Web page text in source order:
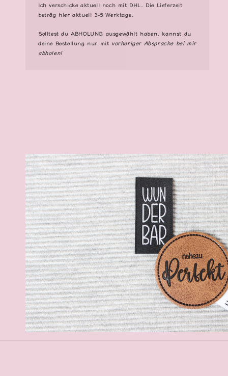
Ich verschicke aktuell noch mit DHL. Die Lieferzeit
beträg hier aktuell 3-5 Werktage.
Solltest duABHOLUNG ausgewählt haben, kannst du
deine Bestellung nur mit vorheriger Absprache bei mir
abholen!